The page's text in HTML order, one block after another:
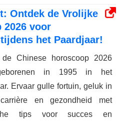
Ontdek de Vrolijke
2026 voor
het Paardjaar!
de Chinese horoscoop 2026
in 1995 in het
Ervaar gulle fortuin, geluk in
en gezondheid met
tips voor succes en